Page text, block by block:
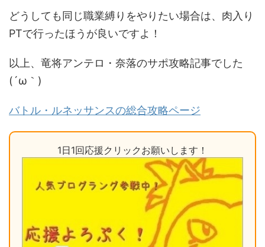
どうしても同じ職業縛りをやりたい場合は、肉入り
PTで行ったほうが良いですよ！
以上、竜将アンテロ・奈落のサポ攻略記事でした
(´ω｀)
バトル・ルネッサンスの総合攻略ページ
1日1回応援クリックお願いします！